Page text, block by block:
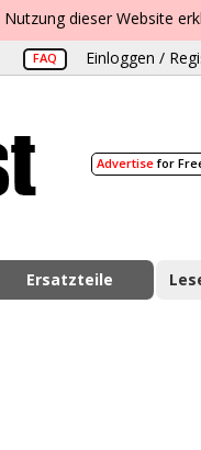
dieser Website
FAQ Einloggen /
Advertisefor
Ersatzteile